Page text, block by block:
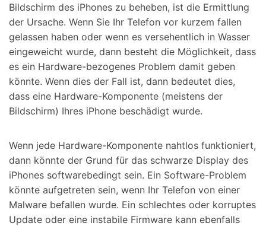
Bildschirm des iPhones zu beheben, ist die Ermittlung
der Ursache. Wenn Sie Ihr Telefon vor kurzem fallen
gelassen haben oder wenn es versehentlich in Wasser
eingeweicht wurde, dann besteht die Möglichkeit, dass
es ein Hardware-bezogenes Problem damit geben
könnte. Wenn dies der Fall ist, dann bedeutet dies,
dass eine Hardware-Komponente (meistens der
Bildschirm) Ihres iPhone beschädigt wurde.
Wenn jede Hardware-Komponente nahtlos funktioniert,
dann könnte der Grund für das schwarze Display des
iPhones softwarebedingt sein. Ein Software-Problem
könnte aufgetreten sein, wenn Ihr Telefon von einer
Malware befallen wurde. Ein schlechtes oder korruptes
Update oder eine instabile Firmware kann ebenfalls